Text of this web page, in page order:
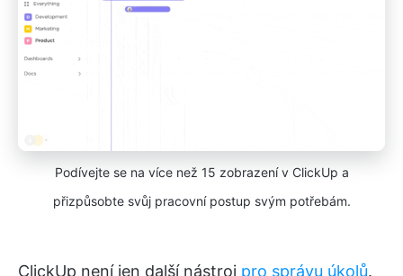
Podívejte se na více než 15 zobrazení v ClickUp a
přizpůsobte svůj pracovní postup svým potřebám.
ClickUp není jen další nástroj pro správu úkolů.